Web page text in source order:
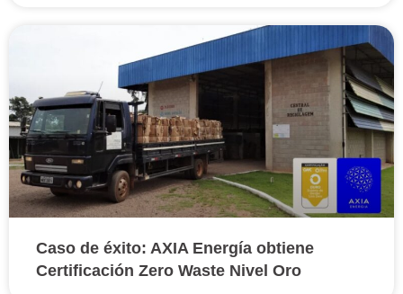
Caso de éxito: AXIA Energía obtiene
Certificación Zero Waste Nivel Oro